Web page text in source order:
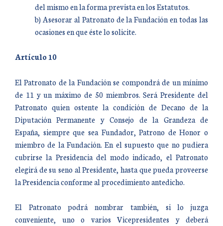
del mismo en la forma prevista en los Estatutos.
b) Asesorar al Patronato de la Fundación en todas las
ocasiones en que éste lo solicite.
Artículo 10
El Patronato de la Fundación se compondrá de un mínimo
de 11 y un máximo de 50 miembros. Será Presidente del
Patronato quien ostente la condición de Decano de la
Diputación Permanente y Consejo de la Grandeza de
España, siempre que sea Fundador, Patrono de Honor o
miembro de la Fundación. En el supuesto que no pudiera
cubrirse la Presidencia del modo indicado, el Patronato
elegirá de su seno al Presidente, hasta que pueda proveerse
la Presidencia conforme al procedimiento antedicho.
El Patronato podrá nombrar también, si lo juzga
conveniente, uno o varios Vicepresidentes y deberá